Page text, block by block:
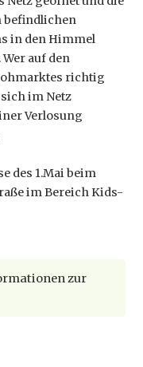
befindlichen
in den Himmel
auf den
richtig
im Netz
Verlosung
des 1.Mai beim
im Bereich Kids-
zur